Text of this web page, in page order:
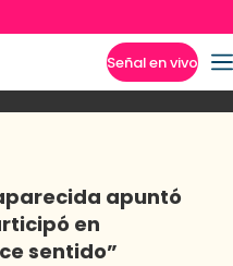
Señal en vivo
Novedades
apuntó
en
sentido”